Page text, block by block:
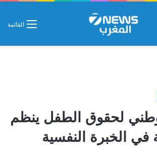
القائمة
لحقوق الطفل ينظم
في الخبرة النفسية